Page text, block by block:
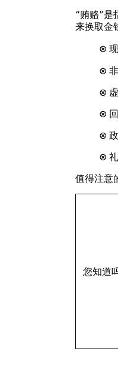
“贿赂”是
来换取金
⊗
⊗
⊗
⊗
⊗
⊗
值得注意
您知道